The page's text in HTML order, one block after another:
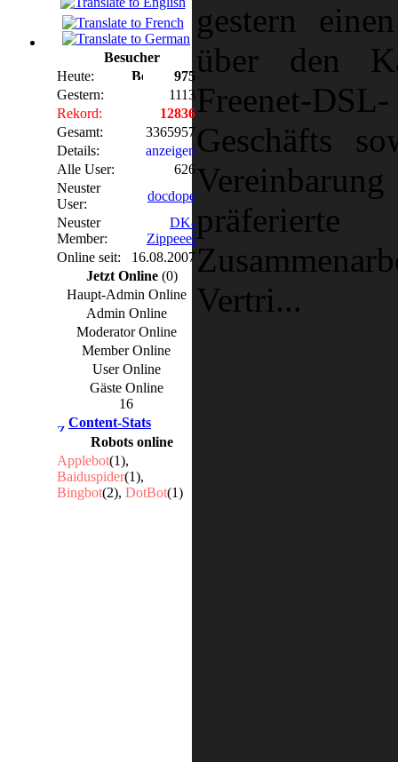
Besucher
Heute:
975
Gestern:
1113
Rekord:
12836
Gesamt:
3365957
Details:
anzeigen
Alle User:
626
Neuster
User:
docdope
Neuster
Member:
DK-
Zippeeel
Online seit:
16.08.2007
Jetzt Online (0)
Haupt-Admin Online
Admin Online
Moderator Online
Member Online
User Online
Gäste Online
16
Content-Stats
Robots online
Applebot(1),
Baiduspider(1),
Bingbot(2), DotBot(1)
gestern
über den
Freenet-DSL-
Geschäfts
präferierte
Vertri...